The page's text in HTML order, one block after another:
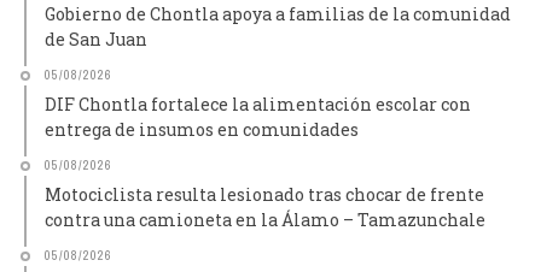
Gobierno de Chontla apoya a familias de la comunidad
de San Juan
05/08/2026
DIF Chontla fortalece la alimentación escolar con
entrega de insumos en comunidades
05/08/2026
Motociclista resulta lesionado tras chocar de frente
contra una camioneta en la Álamo – Tamazunchale
05/08/2026